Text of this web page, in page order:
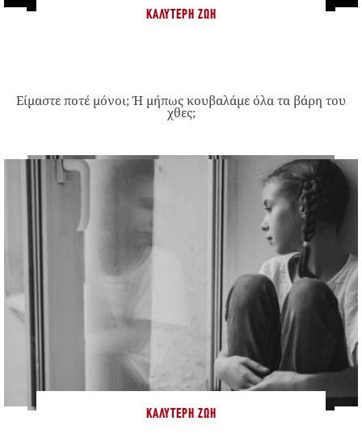
ΚΑΛΎΤΕΡΗ ΖΩΉ
Είμαστε ποτέ μόνοι; Ή μήπως κουβαλάμε όλα τα βάρη του
χθες;
ΚΑΛΎΤΕΡΗ ΖΩΉ